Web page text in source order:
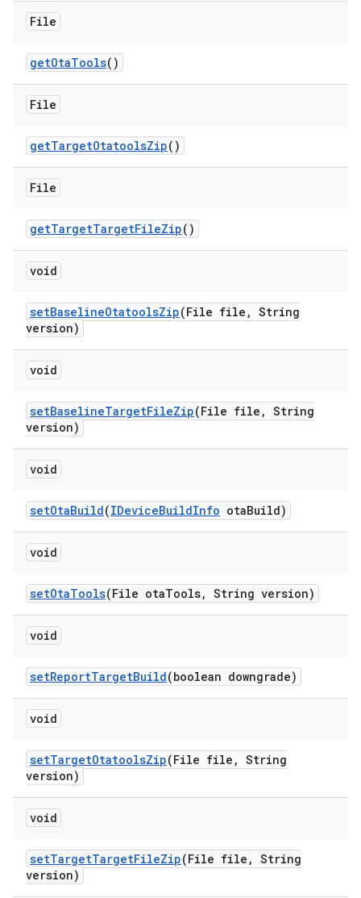
File
getOtaTools()
File
getTargetOtatoolsZip()
File
getTargetTargetFileZip()
void
setBaselineOtatoolsZip(File file , String
version)
void
setBaselineTargetFileZip(File file , String
version)
void
setOtaBuild(IDeviceBuildInfo otaBuild)
void
setOtaTools(File otaTools, String version)
void
setReportTargetBuild(boolean downgrade)
void
setTargetOtatoolsZip(File file , String
version)
void
setTargetTargetFileZip(File file , String
version)